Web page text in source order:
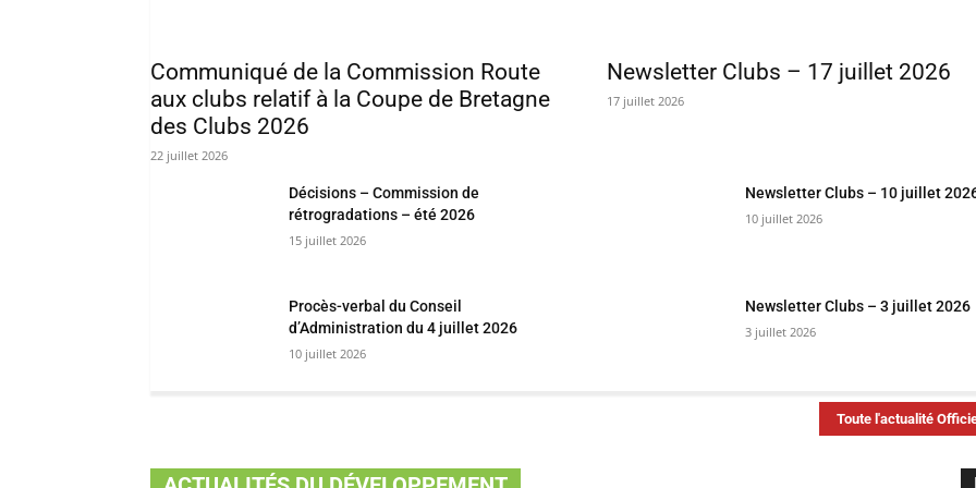
Communiqué de la Commission Route
aux clubs relatif à la Coupe de Bretagne
des Clubs 2026
22 juillet 2026
Newsletter Clubs – 17 juillet 2026
17 juillet 2026
Décisions – Commission de
rétrogradations – été 2026
15 juillet 2026
Newsletter Clubs – 10 juillet
10 juillet 2026
Procès-verbal du Conseil
d’Administration du 4 juillet 2026
10 juillet 2026
Newsletter Clubs – 3 juillet 2026
3 juillet 2026
Toute l'actualité